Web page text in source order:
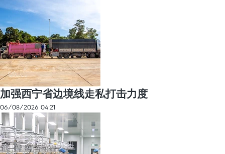
加强西宁省边境线走私打击力度
06/08/2026 04:21